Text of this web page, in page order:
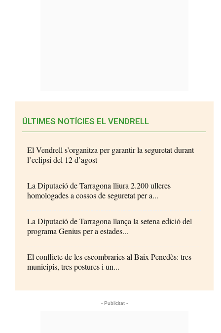
ÚLTIMES NOTÍCIES EL VENDRELL
El Vendrell s’organitza per garantir la seguretat durant
l’eclipsi del 12 d’agost
La Diputació de Tarragona lliura 2.200 ulleres
homologades a cossos de seguretat per a...
La Diputació de Tarragona llança la setena edició del
programa Genius per a estades...
El conflicte de les escombraries al Baix Penedès: tres
municipis, tres postures i un...
- Publicitat -